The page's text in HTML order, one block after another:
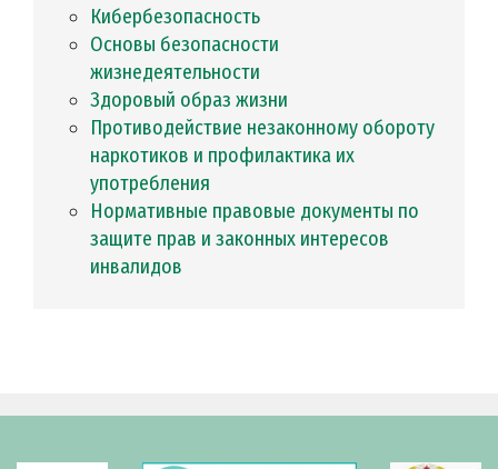
Кибербезопасность
Основы безопасности
жизнедеятельности
Здоровый образ жизни
Противодействие незаконному обороту
наркотиков и профилактика их
употребления
Нормативные правовые документы по
защите прав и законных интересов
инвалидов